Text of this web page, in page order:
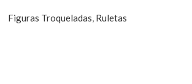
Figuras Troqueladas, Ruletas